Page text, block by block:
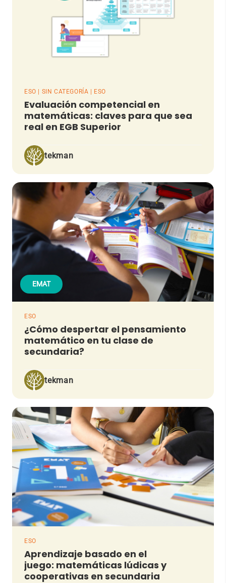
ESO | SIN CATEGORÍA | ESO
Evaluación competencial en
matemáticas: claves para que sea
real en EGB Superior
tekman
EMAT
ESO
¿Cómo despertar el pensamiento
matemático en tu clase de
secundaria?
tekman
ESO
Aprendizaje basado en el
juego: matemáticas lúdicas y
cooperativas en secundaria